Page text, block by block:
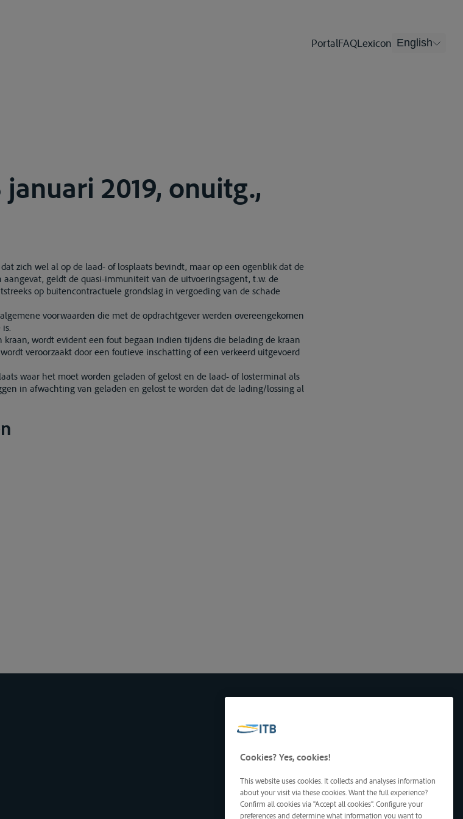
PortalFAQLexicon English
januari 2019, onuitg.,
zich wel al op de laad- of losplaats bevindt, maar op een ogenblik dat de
geldt de quasi-immuniteit van de uitvoeringsagent, t.w. de
op buitencontractuele grondslag in vergoeding van de schade
voorwaarden die met de opdrachtgever werden overeengekomen
wordt evident een fout begaan indien tijdens die belading de kraan
veroorzaakt door een foutieve inschatting of een verkeerd uitgevoerd
waar het moet worden geladen of gelost en de laad- of losterminal als
in afwachting van geladen en gelost te worden dat de lading/lossing al
Cookies? Yes, cookies!
This website uses cookies. It collects and analyses information
about your visit via these cookies. Want the full experience?
Confirm all cookies via "Accept all cookies". Configure your
preferences and determine what information you want to